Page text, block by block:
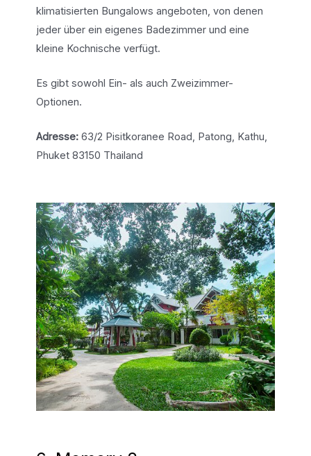
klimatisierten Bungalows angeboten, von denen
jeder über ein eigenes Badezimmer und eine
kleine Kochnische verfügt.
Es gibt sowohl Ein- als auch Zweizimmer-
Optionen.
Adresse:63/2 Pisitkoranee Road, Patong, Kathu,
Phuket 83150 Thailand